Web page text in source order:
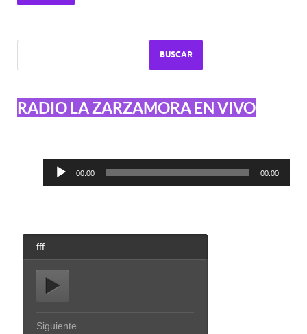
BUSCAR
RADIO LA ZARZAMORA EN VIVO
Reproductor
00:00 00:00